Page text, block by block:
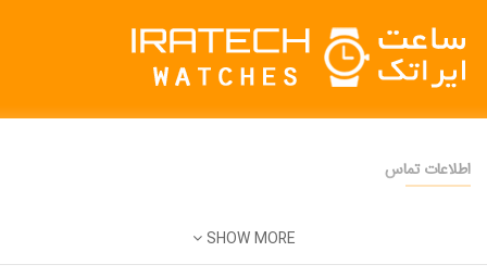
ساعت مچی سوئیسی SLOW "AM/PM" – 01..
اطلاعات تماس
SHOW MORE